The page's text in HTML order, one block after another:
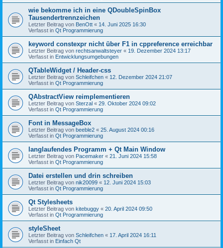
wie bekomme ich in eine QDoubleSpinBox
Tausendertrennzeichen
Letzter Beitrag von BenOtt « 14. Juni 2025 16:30
Verfasst in Qt Programmierung
keyword constexpr nicht über F1 in cppreference erreichbar
Letzter Beitrag von rechtsanwaltsteyer « 19. Dezember 2024 13:17
Verfasst in Entwicklungsumgebungen
QTableWidget / Header-css
Letzter Beitrag von Schleifchen « 12. Dezember 2024 21:07
Verfasst in Qt Programmierung
QAbstractView reimplementieren
Letzter Beitrag von Sterzal « 29. Oktober 2024 09:02
Verfasst in Qt Programmierung
Font in MessageBox
Letzter Beitrag von beeble2 « 25. August 2024 00:16
Verfasst in Qt Programmierung
langlaufendes Programm + Qt Main Window
Letzter Beitrag von Pacemaker « 21. Juni 2024 15:58
Verfasst in Qt Programmierung
Datei erstellen und drin schreiben
Letzter Beitrag von nik20099 « 12. Juni 2024 15:03
Verfasst in Qt Programmierung
Qt Stylesheets
Letzter Beitrag von kitebuggy « 20. April 2024 09:50
Verfasst in Qt Programmierung
styleSheet
Letzter Beitrag von Schleifchen « 17. April 2024 16:11
Verfasst in Einfach Qt